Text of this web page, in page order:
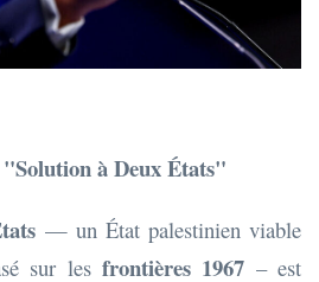
à Deux États"
— un État palestinien viable
sur les frontières 1967 – est